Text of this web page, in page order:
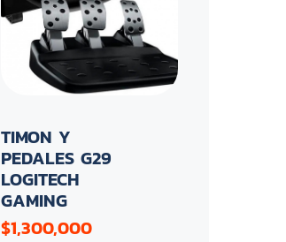
TIMON Y
PEDALES G29
LOGITECH
GAMING
$1,300,000